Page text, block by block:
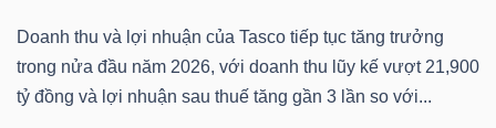
Doanh thu và lợi nhuận của Tasco tiếp tục tăng trưởng
trong nửa đầu năm 2026, với doanh thu lũy kế vượt 21,900
tỷ đồng và lợi nhuận sau thuế tăng gần 3 lần so với...